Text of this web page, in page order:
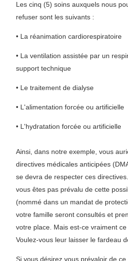
Les cinq (5) soins auxquels nous
refuser sont les suivants :
• La réanimation cardiorespiratoire
• La ventilation assistée par un
support technique
• Le traitement de dialyse
• L'alimentation forcée ou artificielle
• L'hydratation forcée ou artificielle
Ainsi, dans notre exemple, vous
directives médicales anticipées
se devra de respecter ces
vous êtes pas prévalu de cette
(nommé dans un mandat de
votre famille seront consultés et
votre place. Mais est-ce vraiment
Voulez-vous leur laisser le fardeau
Si vous désirez vous prévaloir de